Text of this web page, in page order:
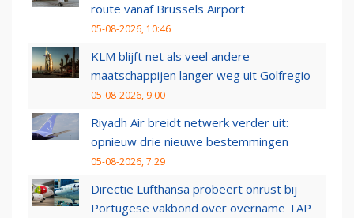
route vanaf Brussels Airport
05-08-2026, 10:46
KLM blijft net als veel andere
maatschappijen langer weg uit Golfregio
05-08-2026, 9:00
Riyadh Air breidt netwerk verder uit:
opnieuw drie nieuwe bestemmingen
05-08-2026, 7:29
Directie Lufthansa probeert onrust bij
Portugese vakbond over overname TAP